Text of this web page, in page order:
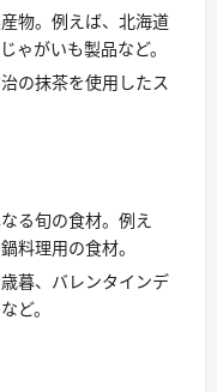
物。例えば、北海道
ゃがいも製品など。
の抹茶を使用したス
る旬の食材。例え
料理用の食材。
暮、バレンタインデ
ど。